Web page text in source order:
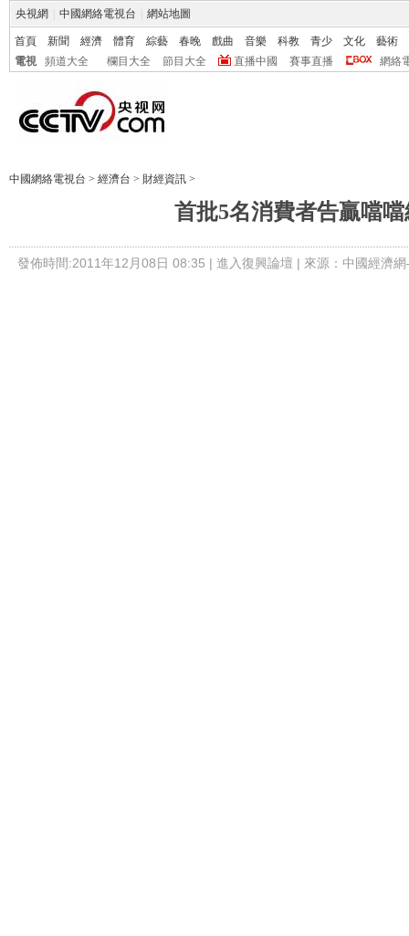
央視網 中國網絡電視台 網站地圖
首頁 新聞 經濟 體育 綜藝 春晚 戲曲 音樂 科教 青少 文化
藝術
電視
頻道大全 欄目大全 節目大全 直播中國 賽事直播 網絡
中國網絡電視台 > 經濟台 > 財經資訊 >
首批5名消費者告贏噹噹
發佈時間:2011年12月08日 08:35 | 進入復興論壇 | 來源：中國經濟